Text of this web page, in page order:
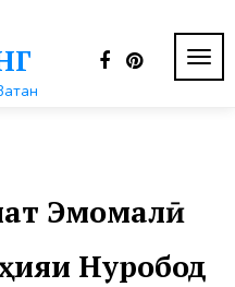
Эмомалӣ
Нуробод